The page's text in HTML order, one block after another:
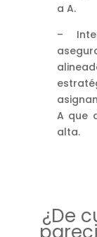
a A.
–
A que
alta.
¿De